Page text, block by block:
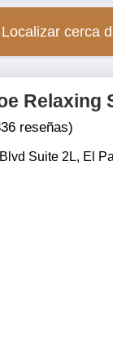
Localizar cerca
Relaxing
reseñas)
Suite 2L, El